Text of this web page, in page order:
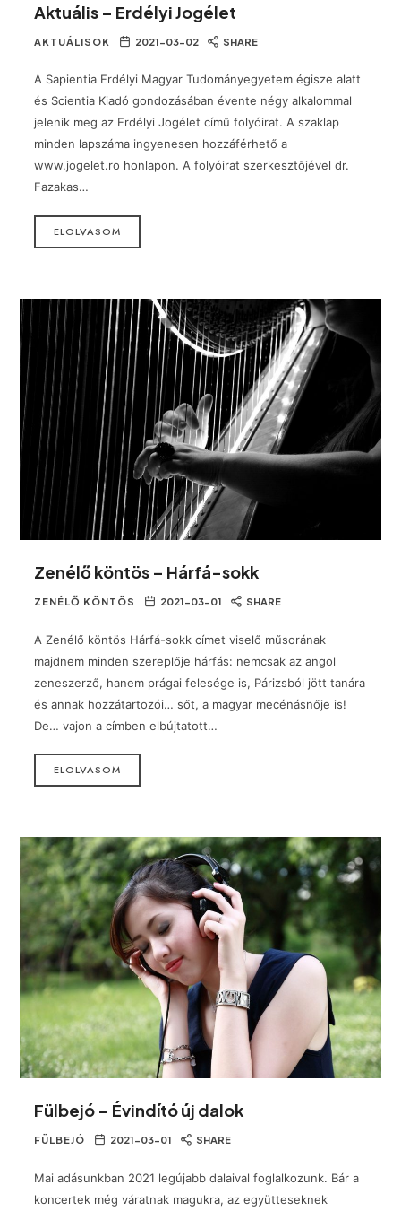
Aktuális – Erdélyi Jogélet
AKTUÁLISOK 2021-03-02 SHARE
A Sapientia Erdélyi Magyar Tudományegyetem égisze alatt
és Scientia Kiadó gondozásában évente négy alkalommal
jelenik meg az Erdélyi Jogélet című folyóirat. A szaklap
minden lapszáma ingyenesen hozzáférhető a
www.jogelet.ro honlapon. A folyóirat szerkesztőjével dr.
Fazakas…
ELOLVASOM
Zenélő köntös – Hárfá-sokk
ZENÉLŐ KÖNTÖS 2021-03-01 SHARE
A Zenélő köntös Hárfá-sokk címet viselő műsorának
majdnem minden szereplője hárfás: nemcsak az angol
zeneszerző, hanem prágai felesége is, Párizsból jött tanára
és annak hozzátartozói… sőt, a magyar mecénásnője is!
De… vajon a címben elbújtatott…
ELOLVASOM
Fülbejó – Évindító új dalok
FÜLBEJÓ 2021-03-01 SHARE
Mai adásunkban 2021 legújabb dalaival foglalkozunk. Bár a
koncertek még váratnak magukra, az együtteseknek